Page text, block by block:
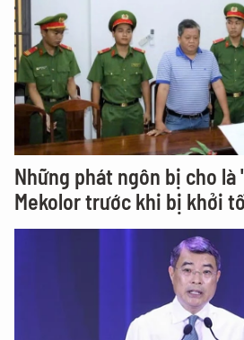
Những phát ngôn bị cho là
Mekolor trước khi bị khởi